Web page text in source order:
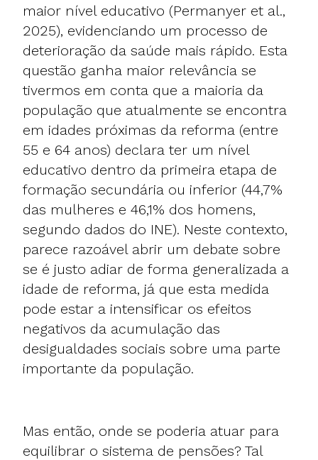
maior nível educativo (Permanyer et al.,
2025), evidenciando um processo de
deterioração da saúde mais rápido. Esta
questão ganha maior relevância se
tivermos em conta que a maioria da
população que atualmente se encontra
em idades próximas da reforma (entre
55 e 64 anos) declara ter um nível
educativo dentro da primeira etapa de
formação secundária ou inferior (44,7%
das mulheres e 46,1% dos homens,
segundo dados do INE). Neste contexto,
parece razoável abrir um debate sobre
se é justo adiar de forma generalizada a
idade de reforma, já que esta medida
pode estar a intensificar os efeitos
negativos da acumulação das
desigualdades sociais sobre uma parte
importante da população.
Mas então, onde se poderia atuar para
equilibrar o sistema de pensões? Tal